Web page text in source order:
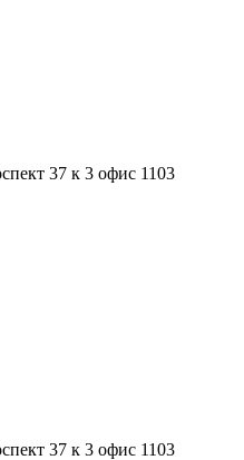
37 к 3 офис 1103
37 к 3 офис 1103